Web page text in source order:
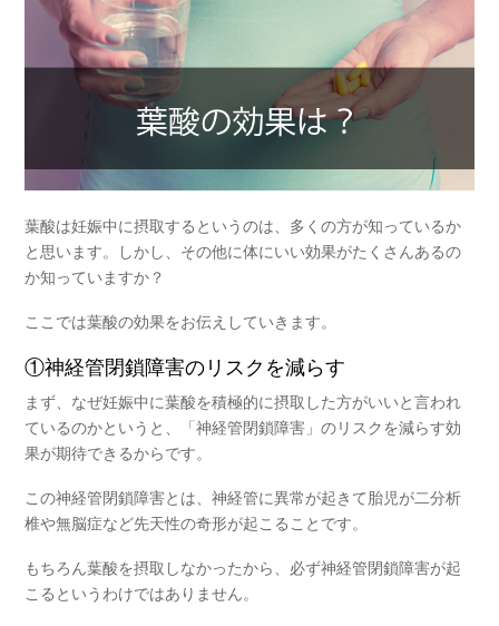
葉酸は妊娠中に摂取するというのは、多くの方が知っているか
と思います。しかし、その他に体にいい効果がたくさんあるの
か知っていますか？
ここでは葉酸の効果をお伝えしていきます。
①神経管閉鎖障害のリスクを減らす
まず、なぜ妊娠中に葉酸を積極的に摂取した方がいいと言われ
ているのかというと、「神経管閉鎖障害」のリスクを減らす効
果が期待できるからです。
この神経管閉鎖障害とは、神経管に異常が起きて胎児が二分析
椎や無脳症など先天性の奇形が起こることです。
もちろん葉酸を摂取しなかったから、必ず神経管閉鎖障害が起
こるというわけではありません。